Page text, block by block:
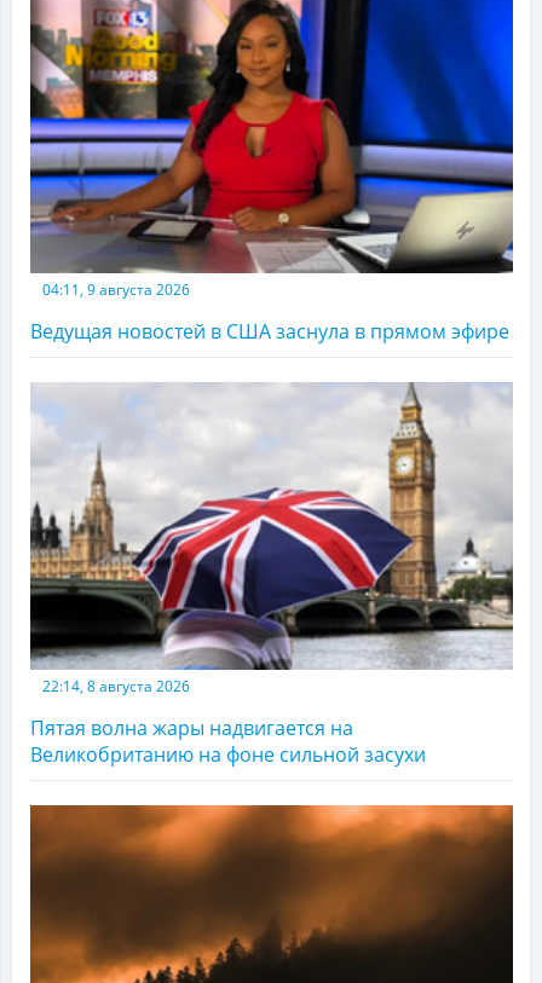
04:11, 9 августа 2026
Ведущая новостей в США заснула в прямом эфире
22:14, 8 августа 2026
Пятая волна жары надвигается на
Великобританию на фоне сильной засухи